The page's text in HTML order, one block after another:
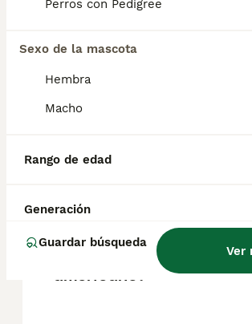
Perros con Pedigree
Sexo de la mascota
Hembra
Macho
Rango de edad
Generación
Guardar búsqueda
Ver
¿Cómo saber si un bichón
¿Dónde debe dormir un
¿Qué diferencia hay entre
bichón maltés europeo y
americano?